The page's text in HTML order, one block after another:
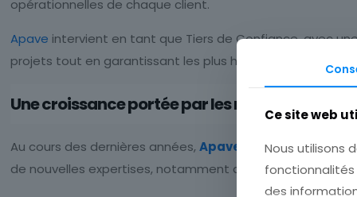
opérationnelles de chaque client.
Apave intervient en tant que Tiers de Confiance, avec
projets tout en garantissant les plus hauts standards de
Une croissance portée par les nouveaux
Au cours des dernières années,Apave
a fortement
de nouvelles expertises, notamment dans les domaines
Ce site web
Nous utilisons
des